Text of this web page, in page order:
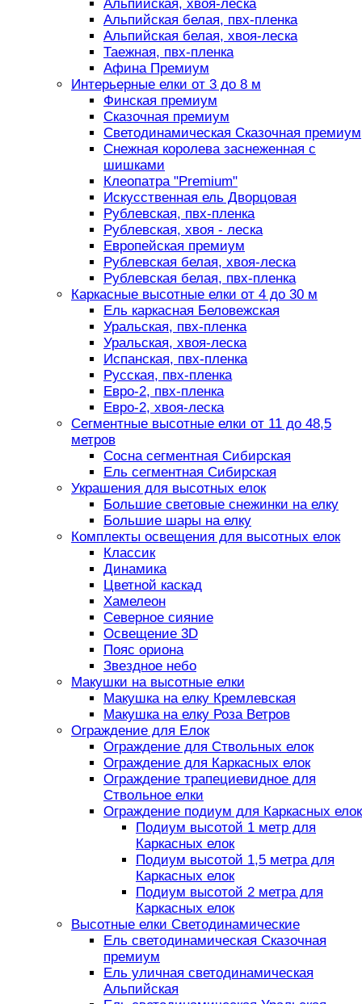
Альпийская, хвоя-леска
Альпийская белая, пвх-пленка
Альпийская белая, хвоя-леска
Таежная, пвх-пленка
Афина Премиум
Интерьерные елки от 3 до 8 м
Финская премиум
Сказочная премиум
Светодинамическая Сказочная премиум
Снежная королева заснеженная с
шишками
Клеопатра "Premium"
Искусственная ель Дворцовая
Рублевская, пвх-пленка
Рублевская, хвоя - леска
Европейская премиум
Рублевская белая, хвоя-леска
Рублевская белая, пвх-пленка
Каркасные высотные елки от 4 до 30 м
Ель каркасная Беловежская
Уральская, пвх-пленка
Уральская, хвоя-леска
Испанская, пвх-пленка
Русская, пвх-пленка
Евро-2, пвх-пленка
Евро-2, хвоя-леска
Сегментные высотные елки от 11 до 48,5
метров
Сосна сегментная Сибирская
Ель сегментная Сибирская
Украшения для высотных елок
Большие световые снежинки на елку
Большие шары на елку
Комплекты освещения для высотных елок
Классик
Динамика
Цветной каскад
Хамелеон
Северное сияние
Освещение 3D
Пояс ориона
Звездное небо
Макушки на высотные елки
Макушка на елку Кремлевская
Макушка на елку Роза Ветров
Ограждение для Елок
Ограждение для Ствольных елок
Ограждение для Каркасных елок
Ограждение трапециевидное для
Ствольное елки
Ограждение подиум для Каркасных елок
Подиум высотой 1 метр для
Каркасных елок
Подиум высотой 1,5 метра для
Каркасных елок
Подиум высотой 2 метра для
Каркасных елок
Высотные елки Светодинамические
Ель светодинамическая Сказочная
премиум
Ель уличная светодинамическая
Альпийская